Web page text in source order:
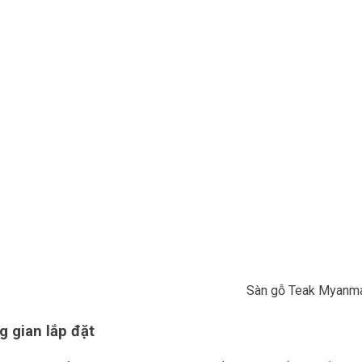
Sàn gỗ Teak
gian lắp đặt